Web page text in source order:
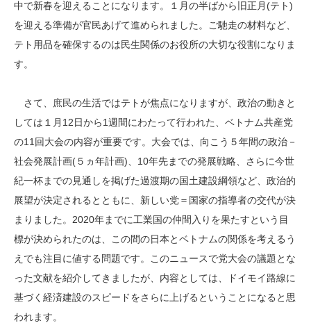
中で新春を迎えることになります。１月の半ばから旧正月(テト)
を迎える準備が官民あげて進められました。ご馳走の材料など、
テト用品を確保するのは民生関係のお役所の大切な役割になりま
す。
さて、庶民の生活ではテトが焦点になりますが、政治の動きと
しては１月12日から1週間にわたって行われた、ベトナム共産党
の11回大会の内容が重要です。大会では、向こう５年間の政治－
社会発展計画(５ヵ年計画)、10年先までの発展戦略、さらに今世
紀一杯までの見通しを掲げた過渡期の国土建設綱領など、政治的
展望が決定されるとともに、新しい党＝国家の指導者の交代が決
まりました。2020年までに工業国の仲間入りを果たすという目
標が決められたのは、この間の日本とベトナムの関係を考えるう
えでも注目に値する問題です。このニュースで党大会の議題とな
った文献を紹介してきましたが、内容としては、ドイモイ路線に
基づく経済建設のスピードをさらに上げるということになると思
われます。